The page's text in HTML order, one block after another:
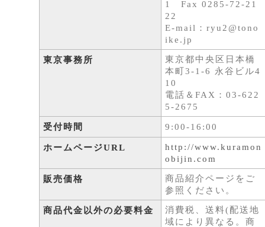
1 Fax 0285-72-21
22
E-mail：ryu2@tono
ike.jp
東京事務所
東京都中央区日本橋
本町3-1-6 永谷ビル4
10
電話＆FAX：03-622
5-2675
受付時間 9:00-16:00
ホームページURL
http://www.kuramon
obijin.com
販売価格
商品紹介ページをご
参照ください。
商品代金以外の必要料金
消費税、送料(配送地
域により異なる。商